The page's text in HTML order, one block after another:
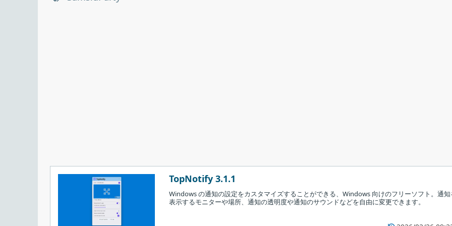
TopNotify 3.1.1
Windows の通知の設定をカスタマイズすることができる、Windows 向けのフリーソフト。通知
表示するモニターや場所、通知の透明度や通知のサウンドなどを自由に変更できます。